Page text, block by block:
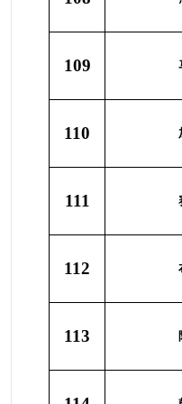
109
110
111
112
113